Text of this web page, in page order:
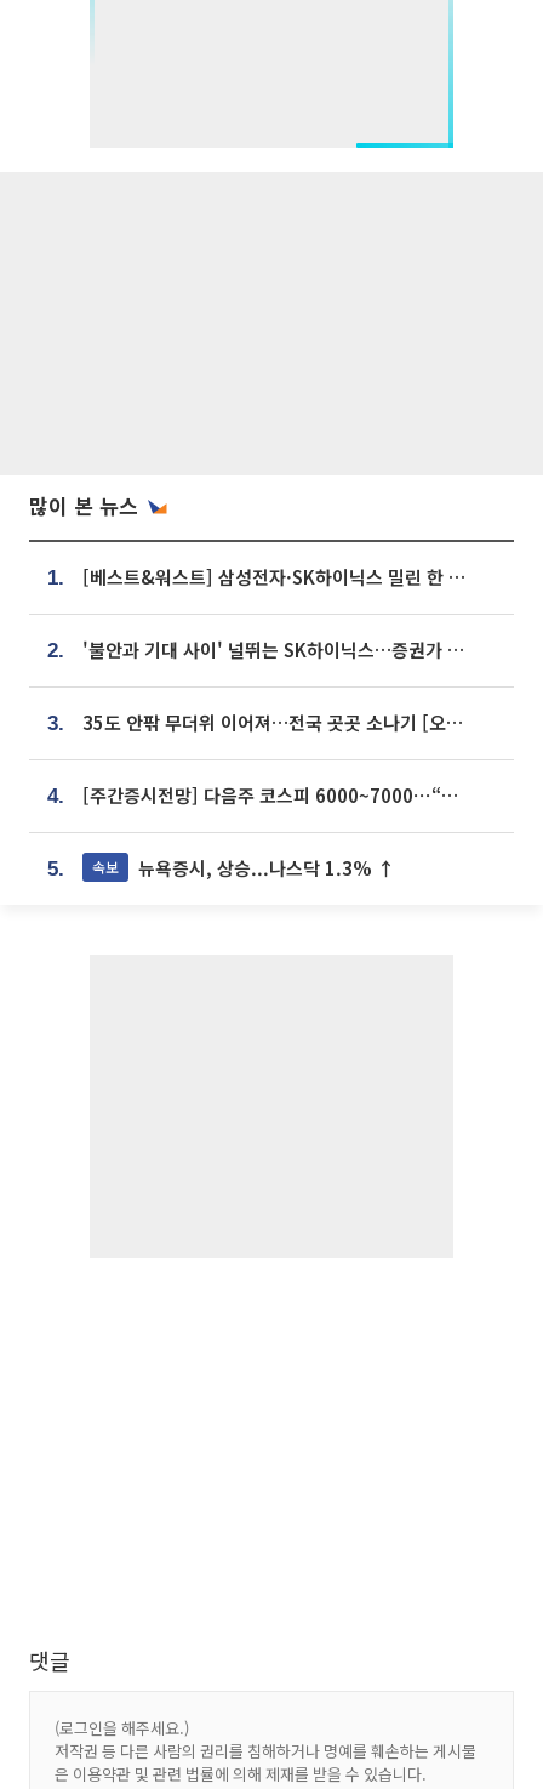
많이 본 뉴스
1. [베스트&워스트] 삼성전자·SK하이닉스 밀린 한 주…상상인증권은 85% 급등
2. '불안과 기대 사이' 널뛰는 SK하이닉스…증권가 "HBM4·LTA 기반 펀터멘털 견고"
3. 35도 안팎 무더위 이어져…전국 곳곳 소나기 [오늘 날씨]
4. [주간증시전망] 다음주 코스피 6000~7000⋯“外人 수급은 정책이 변수”
5. 속보 뉴욕증시, 상승...나스닥 1.3% ↑
댓글